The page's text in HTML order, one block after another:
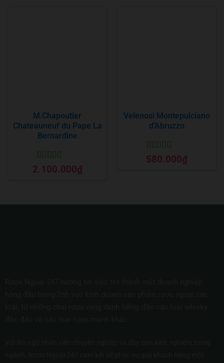
M.Chapoutier
Chateauneuf du Pape La
Bernardine
Được xếp
hạng55 sao
2.100.000₫
Velenosi Montepulciano
d’Abruzzo
Được xếp
hạng55 sao
580.000₫